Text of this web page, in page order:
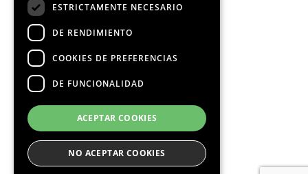
ESTRICTAMENTE NECESARIO
DE RENDIMIENTO
COOKIES DE PREFERENCIAS
DE FUNCIONALIDAD
ACEPTAR COOKIES
NO ACEPTAR COOKIES